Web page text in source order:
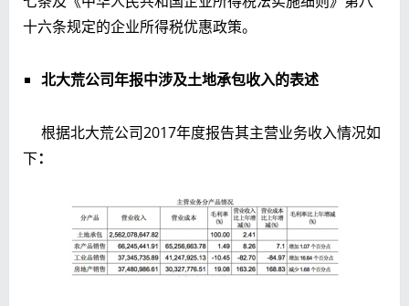
十六条规定的企业所得税优惠政策。
北大荒公司年报中涉及土地承包收入的表述
根据北大荒公司2017年度报告其主营业务收入情况如
下：